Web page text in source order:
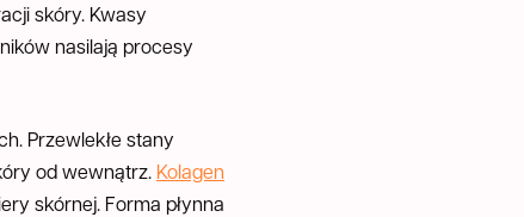
skóry. Kwasy
nasilają procesy
Przewlekłe stany
od wewnątrz. Kolagen
skórnej. Forma płynna